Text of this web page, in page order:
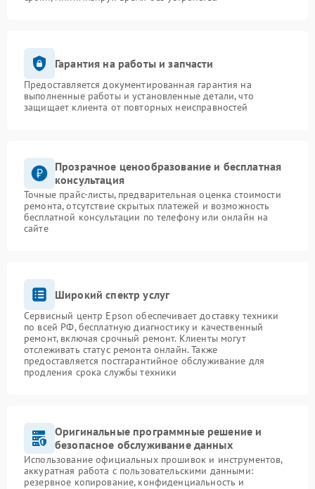
Гарантия на работы и запчасти
Предоставляется документированная гарантия на
выполненные работы и установленные детали, что
защищает клиента от повторных неисправностей
Прозрачное ценообразование и бесплатная
консультация
Точные прайс-листы, предварительная оценка стоимости
ремонта, отсутствие скрытых платежей и возможность
бесплатной консультации по телефону или онлайн на
сайте
Широкий спектр услуг
Сервисный центр Epson обеспечивает доставку техники
по всей РФ, бесплатную диагностику и качественный
ремонт, включая срочный ремонт. Клиенты могут
отслеживать статус ремонта онлайн. Также
предоставляется постгарантийное обслуживание для
продления срока службы техники
Оригинальные программные решение и
безопасное обслуживание данных
Использование официальных прошивок и инструментов,
аккуратная работа с пользовательскими данными:
резервное копирование, конфиденциальность и